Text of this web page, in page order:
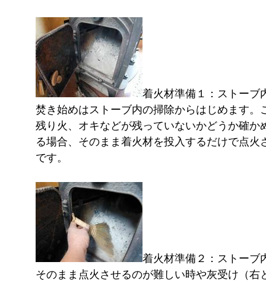
着火材準備１：ストーブ
焚き始めはストーブ内の掃除からはじめます。
残り火、オキなどが残っていないかどうか確か
る場合、そのまま着火材を投入するだけで点火
です。
着火材準備２：ストーブ
そのまま点火させるのが難しい時や灰受け（右